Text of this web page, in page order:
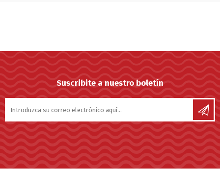
Suscribite a nuestro boletín